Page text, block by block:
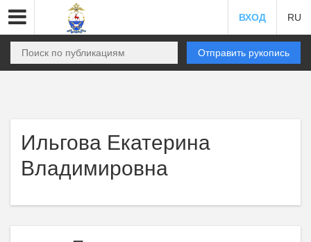
ВХОД RU
Отправить рукопись
Ильгова Екатерина
Владимировна